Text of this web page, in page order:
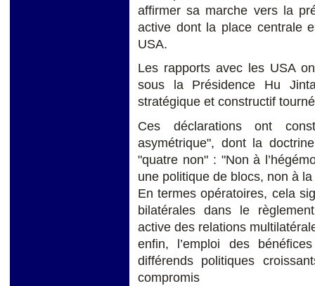
affirmer sa marche vers la
active dont la place centrale
USA.
Les rapports avec les USA
sous la Présidence Hu
stratégique et constructif
Ces déclarations ont
asymétrique", dont la
"quatre non" : "Non à
une politique de blocs, non à
En termes opératoires, cela
bilatérales dans le
active des relations
enfin, l’emploi des
différends politiques
compromis